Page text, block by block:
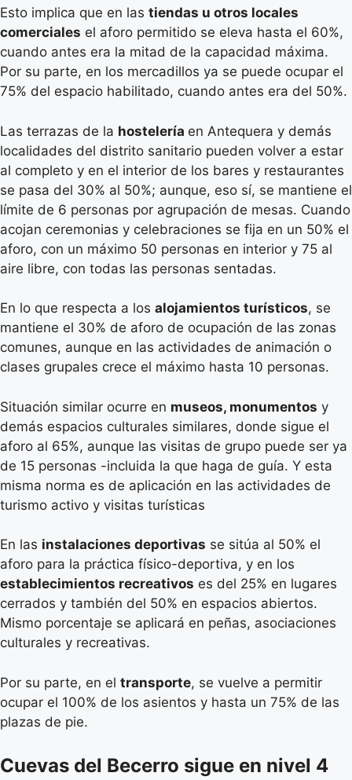
Esto implica que en las tiendas u otros locales
comerciales el aforo permitido se eleva hasta el 60%,
cuando antes era la mitad de la capacidad máxima.
Por su parte, en los mercadillos ya se puede ocupar el
75% del espacio habilitado, cuando antes era del 50%.
Las terrazas de la hostelería en Antequera y demás
localidades del distrito sanitario pueden volver a estar
al completo y en el interior de los bares y restaurantes
se pasa del 30% al 50%; aunque, eso sí, se mantiene el
límite de 6 personas por agrupación de mesas. Cuando
acojan ceremonias y celebraciones se fija en un 50% el
aforo, con un máximo 50 personas en interior y 75 al
aire libre, con todas las personas sentadas.
En lo que respecta a los alojamientos turísticos, se
mantiene el 30% de aforo de ocupación de las zonas
comunes, aunque en las actividades de animación o
clases grupales crece el máximo hasta 10 personas.
Situación similar ocurre en museos, monumentos y
demás espacios culturales similares, donde sigue el
aforo al 65%, aunque las visitas de grupo puede ser ya
de 15 personas -incluida la que haga de guía. Y esta
misma norma es de aplicación en las actividades de
turismo activo y visitas turísticas
En las instalaciones deportivas se sitúa al 50% el
aforo para la práctica físico-deportiva, y en los
establecimientos recreativos es del 25% en lugares
cerrados y también del 50% en espacios abiertos.
Mismo porcentaje se aplicará en peñas, asociaciones
culturales y recreativas.
Por su parte, en el transporte, se vuelve a permitir
ocupar el 100% de los asientos y hasta un 75% de las
plazas de pie.
Cuevas del Becerro sigue en nivel 4